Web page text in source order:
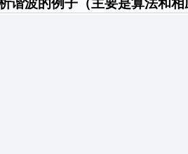
谐波的例子（主要是算法和